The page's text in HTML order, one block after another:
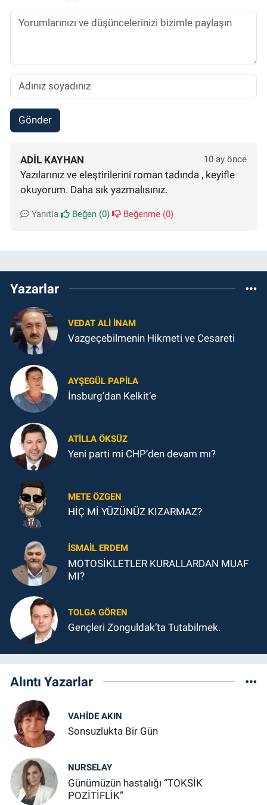
Gönder
ADIL KAYHAN 10 ay önce
Yazılarınız ve eleştirilerini roman tadında , keyifle
okuyorum. Daha sık yazmalısınız.
Yanıtla Beğen (0) Beğenme (0)
Yazarlar
VEDAT ALI İNAM
Vazgeçebilmenin Hikmeti ve Cesareti
AYŞEGÜL PAPILA
İnsburg’dan Kelkit’e
ATILLA ÖKSÜZ
Yeni parti mi CHP’den devam mı?
METE ÖZGEN
HİÇ Mİ YÜZÜNÜZ KIZARMAZ?
İSMAIL ERDEM
MOTOSİKLETLER KURALLARDAN MUAF
MI?
TOLGA GÖREN
Gençleri Zonguldak’ta Tutabilmek.
Alıntı Yazarlar
VAHIDE AKIN
Sonsuzlukta Bir Gün
NURSELAY
Günümüzün hastalığı “TOKSİK
POZİTİFLİK”